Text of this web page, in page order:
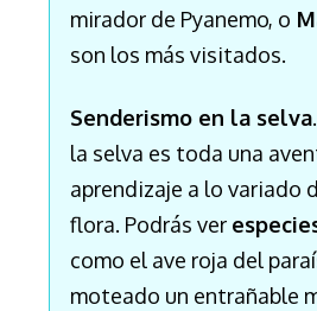
mirador de Pyanemo, o
son los más visitados.
Senderismo en la selva
la selva es toda una
aprendizaje a lo variado
flora. Podrás ver
como el ave roja del
moteado un entrañable